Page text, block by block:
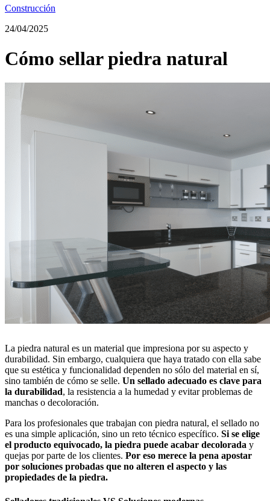
Construcción
24/04/2025
Cómo sellar piedra natural
La piedra natural es un material que impresiona por su aspecto y
durabilidad. Sin embargo, cualquiera que haya tratado con ella sabe
que su estética y funcionalidad dependen no sólo del material en sí,
sino también de cómo se selle. Un sellado adecuado es clave para
la durabilidad, la resistencia a la humedad y evitar problemas de
manchas o decoloración.
Para los profesionales que trabajan con piedra natural, el sellado no
es una simple aplicación, sino un reto técnico específico. Si se elige
el producto equivocado, la piedra puede acabar decolorada y
quejas por parte de los clientes. Por eso merece la pena apostar
por soluciones probadas que no alteren el aspecto y las
propiedades de la piedra.